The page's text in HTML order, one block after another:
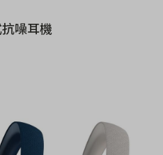
噪耳機